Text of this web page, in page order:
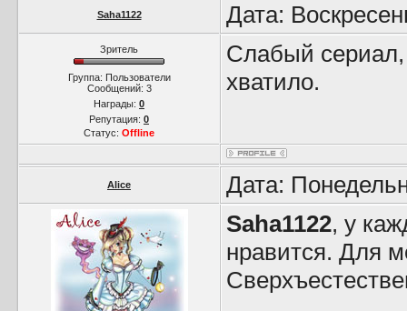
Saha1122 Дата:
Зритель
Группа: Пользователи
Сообщений: 3
Награды: 0
Репутация: 0
Статус: Offline
Слабый
хватило.
Alice Дата:
Saha1122, у
нравится. Для